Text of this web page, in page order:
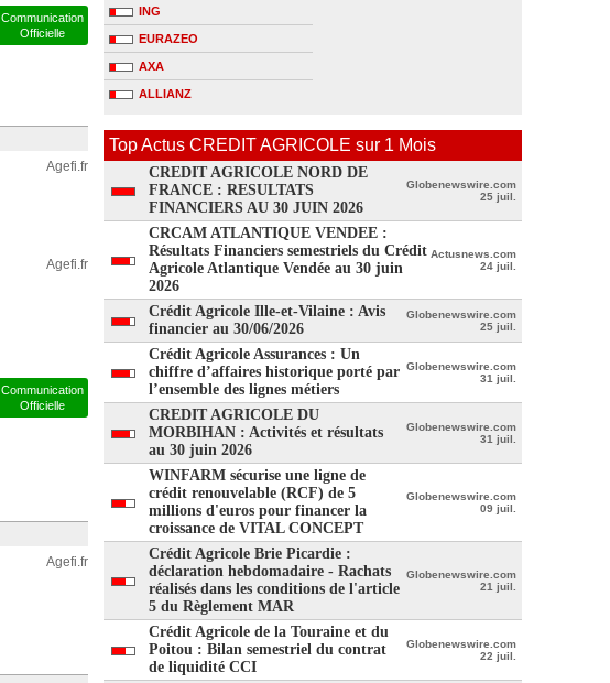
Communication
Officielle
Agefi.fr
Agefi.fr
Communication
Officielle
Agefi.fr
ING
EURAZEO
AXA
ALLIANZ
Top Actus CREDIT AGRICOLE sur 1 Mois
CREDIT AGRICOLE NORD DE
FRANCE : RESULTATS
FINANCIERS AU 30 JUIN 2026
Globenewswire.com
25 juil.
CRCAM ATLANTIQUE VENDEE :
Résultats Financiers semestriels du Crédit
Agricole Atlantique Vendée au 30 juin
2026
Actusnews.com
24 juil.
Crédit Agricole Ille-et-Vilaine : Avis
financier au 30/06/2026
Globenewswire.com
25 juil.
Crédit Agricole Assurances : Un
chiffre d’affaires historique porté par
l’ensemble des lignes métiers
Globenewswire.com
31 juil.
CREDIT AGRICOLE DU
MORBIHAN : Activités et résultats
au 30 juin 2026
Globenewswire.com
31 juil.
WINFARM sécurise une ligne de
crédit renouvelable (RCF) de 5
millions d'euros pour financer la
croissance de VITAL CONCEPT
Globenewswire.com
09 juil.
Crédit Agricole Brie Picardie :
déclaration hebdomadaire - Rachats
réalisés dans les conditions de l'article
5 du Règlement MAR
Globenewswire.com
21 juil.
Crédit Agricole de la Touraine et du
Poitou : Bilan semestriel du contrat
de liquidité CCI
Globenewswire.com
22 juil.